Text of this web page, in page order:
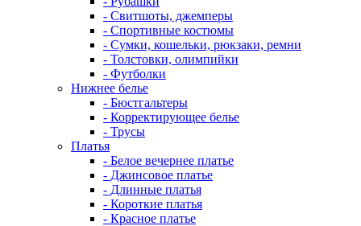
- Свитшоты, джемперы
- Спортивные костюмы
- Сумки, кошельки, рюкзаки, ремни
- Толстовки, олимпийки
- Футболки
Нижнее белье
- Бюстгальтеры
- Корректирующее белье
- Трусы
Платья
- Белое вечернее платье
- Джинсовое платье
- Длинные платья
- Короткие платья
- Красное платье